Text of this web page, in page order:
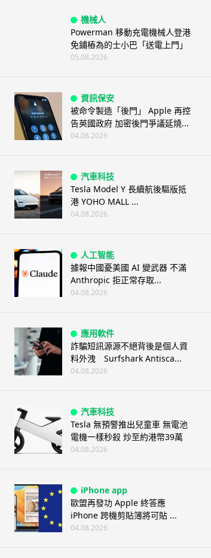
機械人
Powerman 移動充電機械人登港
免鋪樁為的士小巴「送電上門」
05.08.2026
資訊保安
被命令製造「後門」 Apple 再控
告英國政府 加密後門爭議延燒...
04.08.2026
汽車科技
Tesla Model Y 長續航後驅版抵
港 YOHO MALL ...
04.08.2026
人工智能
據報中國憂美國 AI 變武器 不滿
Anthropic 拒正常存取...
04.08.2026
應用軟件
詐騙短訊源源不絕背後是個人資
料外洩 Surfshark Antisca...
04.08.2026
汽車科技
Tesla 無預警推出兒童車 無電池
電機一樣秒殺 炒至約港幣39萬
04.08.2026
iPhone app
歐盟再發功 Apple 終答應
iPhone 跨機剪貼簿將可貼 ...
04.08.2026